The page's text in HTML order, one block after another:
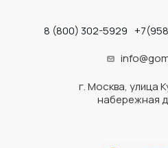
8 (800) 302-5929
г. Москва, улица
набережная